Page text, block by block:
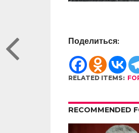
Поделиться:
RELATED ITEMS:
RECOMMENDED